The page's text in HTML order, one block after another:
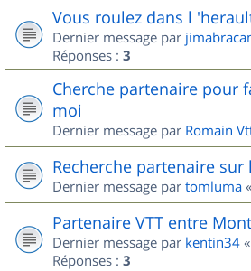
Vous roulez dans l
Dernier message par
Réponses : 3
Cherche partenaire pour
moi
Dernier message par Romain
Recherche partenaire
Dernier message par tomluma «
Partenaire VTT entre
Dernier message par kentin34 «
Réponses : 3